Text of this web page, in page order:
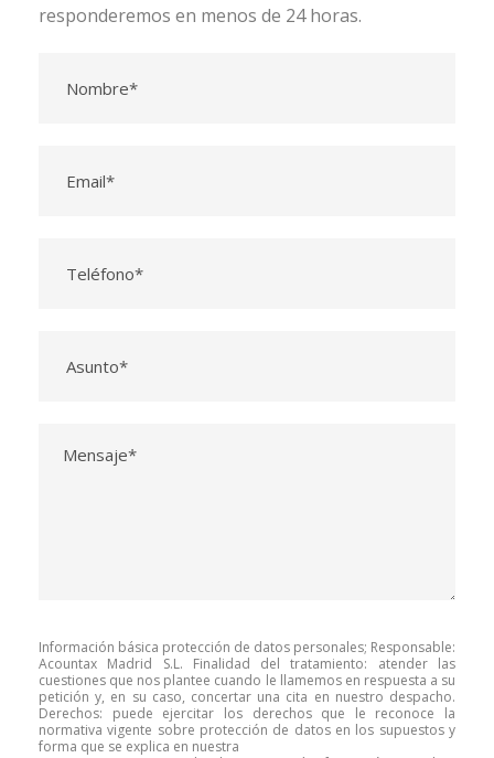
responderemos en menos de 24 horas.
Información básica protección de datos personales; Responsable:
Acountax Madrid S.L. Finalidad del tratamiento: atender las
cuestiones que nos plantee cuando le llamemos en respuesta a su
petición y, en su caso, concertar una cita en nuestro despacho.
Derechos: puede ejercitar los derechos que le reconoce la
normativa vigente sobre protección de datos en los supuestos y
forma que se explica en nuestra